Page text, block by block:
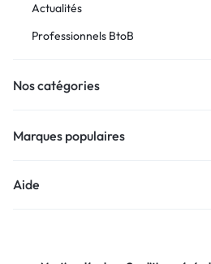
Actualités
Professionnels BtoB
Nos catégories
Marques populaires
Aide